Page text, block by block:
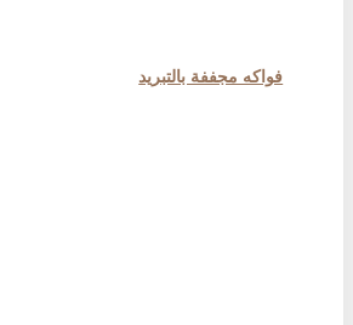
فواكه مجففة بالتبريد